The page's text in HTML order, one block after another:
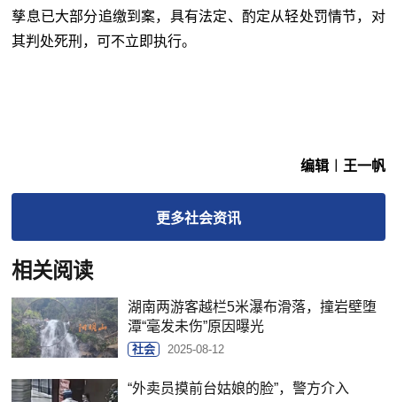
孳息已大部分追缴到案，具有法定、酌定从轻处罚情节，对
其判处死刑，可不立即执行。
编辑︱王一帆
更多社会资讯
相关阅读
湖南两游客越栏5米瀑布滑落，撞岩壁堕
潭“毫发未伤”原因曝光
社会 2025-08-12
“外卖员摸前台姑娘的脸”，警方介入